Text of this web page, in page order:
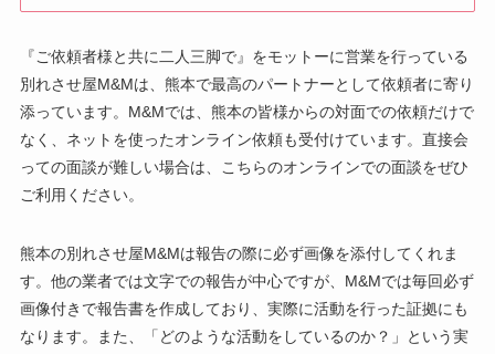
『ご依頼者様と共に二人三脚で』をモットーに営業を行っている
別れさせ屋M&Mは、熊本で最高のパートナーとして依頼者に寄り
添っています。M&Mでは、熊本の皆様からの対面での依頼だけで
なく、ネットを使ったオンライン依頼も受付けています。直接会
っての面談が難しい場合は、こちらのオンラインでの面談をぜひ
ご利用ください。
熊本の別れさせ屋M&Mは報告の際に必ず画像を添付してくれま
す。他の業者では文字での報告が中心ですが、M&Mでは毎回必ず
画像付きで報告書を作成しており、実際に活動を行った証拠にも
なります。また、「どのような活動をしているのか？」という実